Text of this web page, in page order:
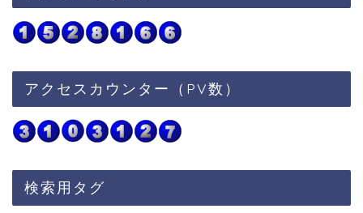
アクセスカウンター（PV数）
検索用タグ